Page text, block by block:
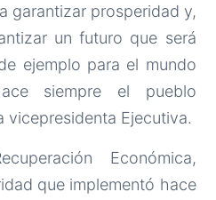
garantizar prosperidad y,
un futuro que será
ejemplo para el mundo
siempre el pueblo
vicepresidenta Ejecutiva.
Económica,
que implementó hace